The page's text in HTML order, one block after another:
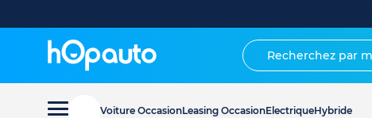
Voiture OccasionLeasing OccasionElectriqueHybride